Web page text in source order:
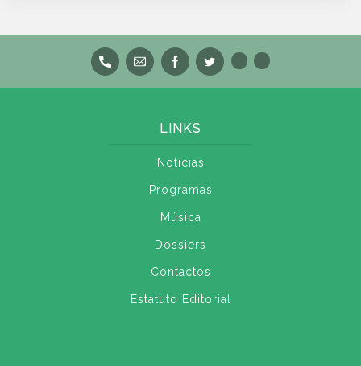
LINKS
Notícias
Programas
Música
Dossiers
Contactos
Estatuto Editorial